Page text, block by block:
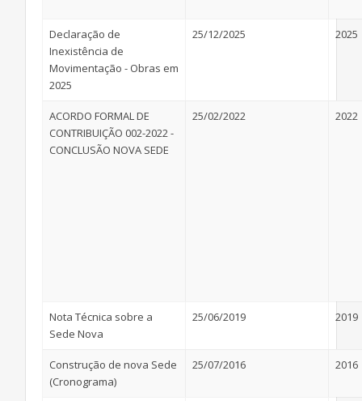
Declaração de
Inexistência de
Movimentação - Obras em
2025
25/12/2025 2025
ACORDO FORMAL DE
CONTRIBUIÇÃO 002-2022 -
CONCLUSÃO NOVA SEDE
25/02/2022 2022
Nota Técnica sobre a
Sede Nova
25/06/2019 2019
Construção de nova Sede
(Cronograma)
25/07/2016 2016